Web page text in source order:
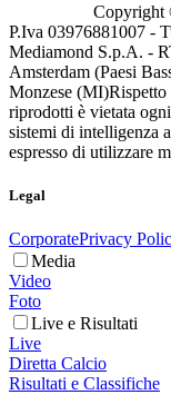
Copyright
P.Iva 03976881007 -
Mediamond S.p.A. -
Amsterdam (Paesi
Monzese (MI)Rispetto
riprodotti è vietata
sistemi di intelligenza
espresso di utilizzare
Legal
CorporatePrivacy
Media
Video
Foto
Live e Risultati
Live
Diretta Calcio
Risultati e Classifiche